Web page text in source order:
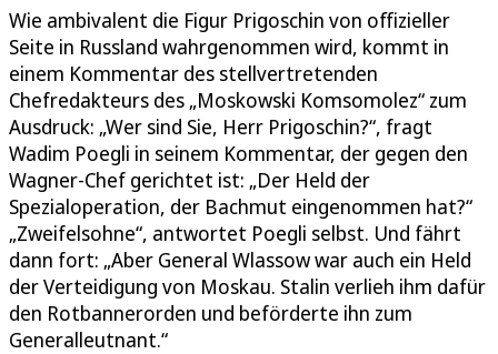
Wie ambivalent die Figur Prigoschin von offizieller
Seite in Russland wahrgenommen wird, kommt in
einem Kommentar des stellvertretenden
Chefredakteurs des „Moskowski Komsomolez“ zum
Ausdruck: „Wer sind Sie, Herr Prigoschin?“, fragt
Wadim Poegli in seinem Kommentar, der gegen den
Wagner-Chef gerichtet ist: „Der Held der
Spezialoperation, der Bachmut eingenommen hat?“
„Zweifelsohne“, antwortet Poegli selbst. Und fährt
dann fort: „Aber General Wlassow war auch ein Held
der Verteidigung von Moskau. Stalin verlieh ihm dafür
den Rotbannerorden und beförderte ihn zum
Generalleutnant.“